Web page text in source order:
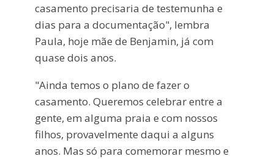
casamento precisaria de testemunha e
dias para a documentação", lembra
Paula, hoje mãe de Benjamin, já com
quase dois anos.
"Ainda temos o plano de fazer o
casamento. Queremos celebrar entre a
gente, em alguma praia e com nossos
filhos, provavelmente daqui a alguns
anos. Mas só para comemorar mesmo e